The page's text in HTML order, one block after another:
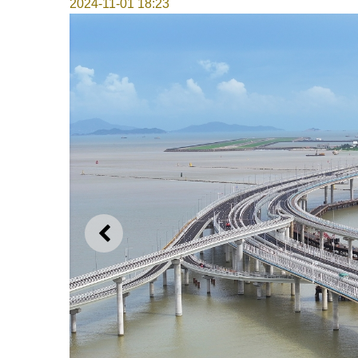
2024-11-01 18:23
上一则